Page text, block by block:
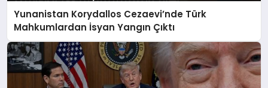
Yunanistan Korydallos Cezaevi’nde Türk
Mahkumlardan İsyan Yangın Çıktı